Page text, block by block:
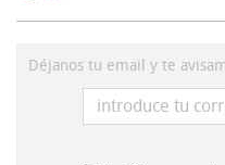
Déjanos tu email y te